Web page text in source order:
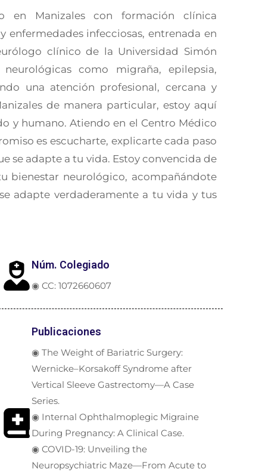
en Manizales con formación clínica
infecciosas, entrenada en
clínico de la Universidad Simón
como migraña, epilepsia,
una atención profesional, cercana y
de manera particular, estoy aquí
y humano. Atiendo en el Centro Médico
es escucharte, explicarte cada paso
se adapte a tu vida. Estoy convencida de
bienestar neurológico, acompañándote
adapte verdaderamente a tu vida y tus
Núm. Colegiado
◉ CC: 1072660607
Publicaciones
◉ The Weight of Bariatric Surgery:
Wernicke–Korsakoff Syndrome after
Vertical Sleeve Gastrectomy—A Case
Series.
◉ Internal Ophthalmoplegic Migraine
During Pregnancy: A Clinical Case.
◉ COVID-19: Unveiling the
Neuropsychiatric Maze—From Acute to